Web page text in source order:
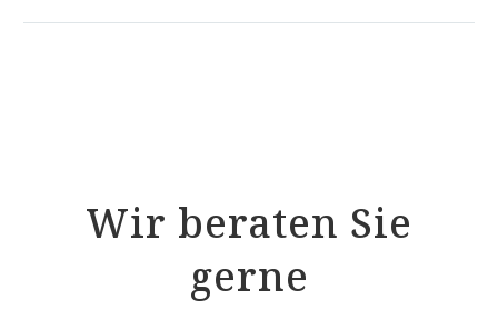
Wir beraten Sie
gerne